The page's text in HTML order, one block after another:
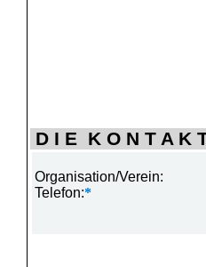
D I E K O N T A K
Organisation/Verein:
Telefon:*